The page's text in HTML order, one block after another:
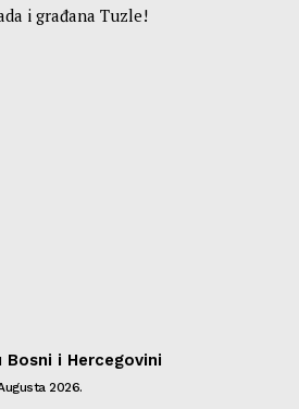
i građana Tuzle!
i Hercegovini
2026.